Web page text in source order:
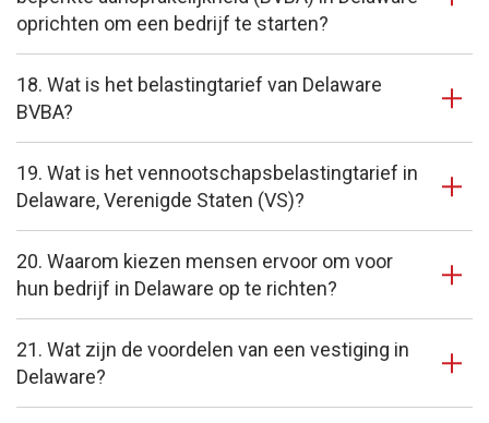
oprichten om een bedrijf te starten?
18. Wat is het belastingtarief van Delaware
BVBA?
19. Wat is het vennootschapsbelastingtarief in
Delaware, Verenigde Staten (VS)?
20. Waarom kiezen mensen ervoor om voor
hun bedrijf in Delaware op te richten?
21. Wat zijn de voordelen van een vestiging in
Delaware?